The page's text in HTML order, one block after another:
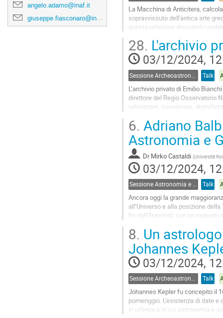
angelo.adamo@inaf.it
giuseppe.fiasconaro@inaf.it
La Macchina di Anticitera,
sopravvissuto dell'antica arte
questa relazione discuterò i
Go
to
contribution
page
28. L'archivio
03/12/2024,
Talk
L’archivio privato di Emilio
direttore del Regio Osservatorio
valorizzare, conservare,
Go
to
contribution
page
6. Adriano
Astronomia e
Dr Mirko Castaldi (Università
03/12/2024,
Talk
Ancora oggi la grande
all’Universo e alla posizione
fin dall’Antichità, con un
Go
contribution
page
8. Un
Johannes
03/12/2024,
Sessione Archeoastronomia Talk
Johannes Kepler fu concepito il
pomeriggio. L'esistenza di date
in un'epoca in cui astronomia e